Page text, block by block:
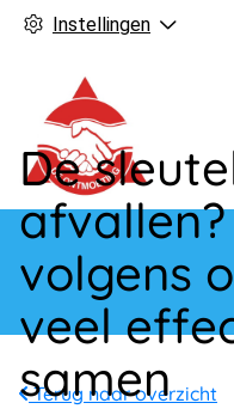
Instellingen
Terug naar overzicht
De
volgens
veel
samen